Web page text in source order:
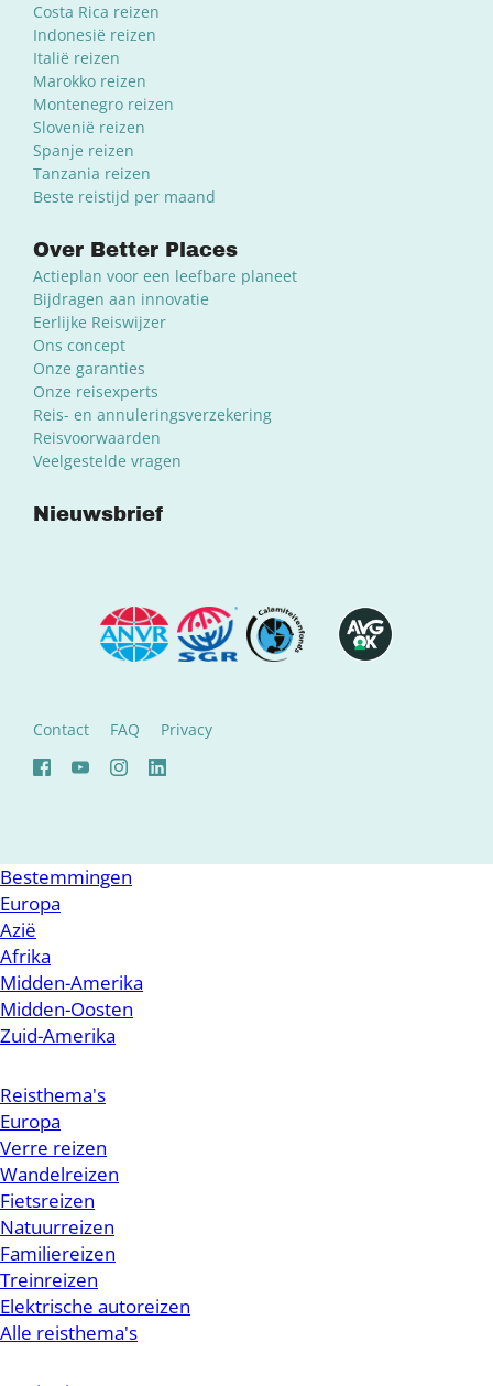
Costa Rica reizen
Indonesië reizen
Italië reizen
Marokko reizen
Montenegro reizen
Slovenië reizen
Spanje reizen
Tanzania reizen
Beste reistijd per maand
Over Better Places
Actieplan voor een leefbare planeet
Bijdragen aan innovatie
Eerlijke Reiswijzer
Ons concept
Onze garanties
Onze reisexperts
Reis- en annuleringsverzekering
Reisvoorwaarden
Veelgestelde vragen
Nieuwsbrief
Contact FAQ Privacy
Bestemmingen
Europa
Azië
Afrika
Midden-Amerika
Midden-Oosten
Zuid-Amerika
Reisthema's
Europa
Verre reizen
Wandelreizen
Fietsreizen
Natuurreizen
Familiereizen
Treinreizen
Elektrische autoreizen
Alle reisthema's